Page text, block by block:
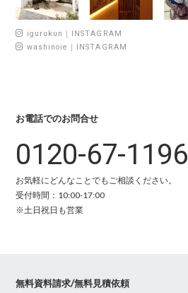
igurukun｜INSTAGRAM
washinoie｜INSTAGRAM
お電話でのお問合せ
0120-67-1196
お気軽にどんなことでもご相談ください。
受付時間：10:00-17:00
※土日祝日も営業
無料資料請求/無料見積依頼